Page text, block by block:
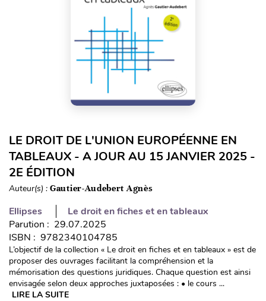
LE DROIT DE L'UNION EUROPÉENNE EN
TABLEAUX - A JOUR AU 15 JANVIER 2025 -
2E ÉDITION
Auteur(s) : Gautier-Audebert Agnès
Ellipses
Le droit en fiches et en tableaux
Parution : 29.07.2025
ISBN : 9782340104785
L’objectif de la collection « Le droit en fiches et en tableaux » est de
proposer des ouvrages facilitant la compréhension et la
mémorisation des questions juridiques. Chaque question est ainsi
envisagée selon deux approches juxtaposées : • le cours ...
LIRE LA SUITE